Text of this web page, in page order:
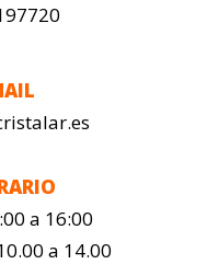
a 16:00
a 14.00